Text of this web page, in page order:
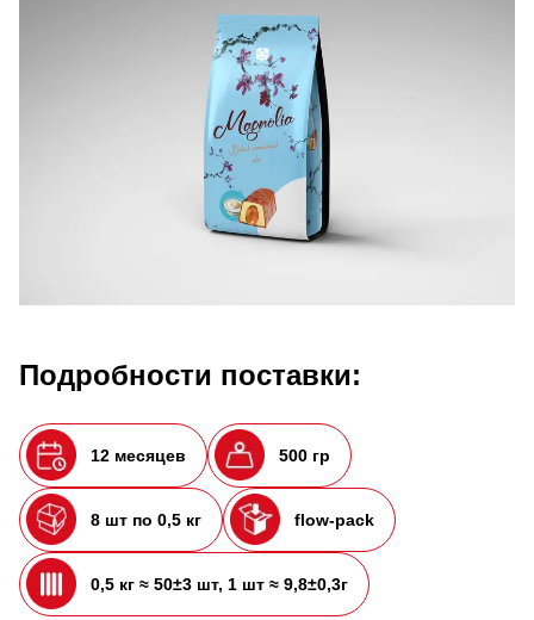
Подробности поставки:
12 месяцев 500 гр
8 шт по 0,5 кг flow-pack
0,5 кг ≈ 50±3 шт, 1 шт ≈ 9,8±0,3г